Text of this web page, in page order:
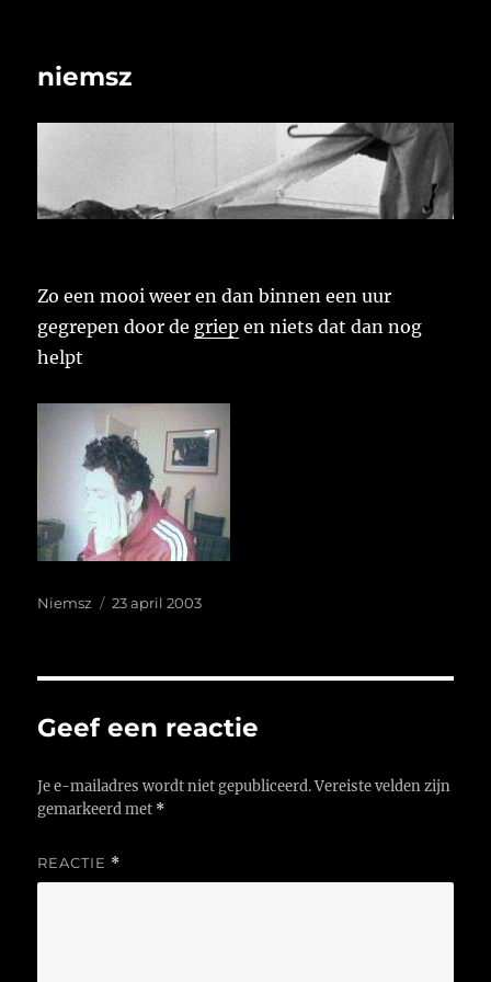
niemsz
Zo een mooi weer en dan binnen een uur
gegrepen door de griep en niets dat dan nog
helpt
Auteur
Niemsz
Geplaatst
23 april 2003
Geef een reactie
Je e-mailadres wordt niet gepubliceerd. Vereiste velden zijn
gemarkeerd met *
REACTIE *